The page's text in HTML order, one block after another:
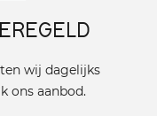
wij dagelijks
ons aanbod.